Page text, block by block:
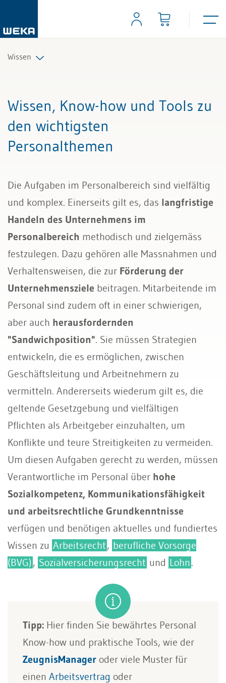
Wissen
Management
Führung & Kompetenzen
Recht
Bau & Immobilien
Wissen, Know-how und Tools zu
den wichtigsten
Personalthemen
Die Aufgaben im Personalbereich sind vielfältig
und komplex. Einerseits gilt es, das langfristige
Handeln des Unternehmens im
Personalbereich methodisch und zielgemäss
festzulegen. Dazu gehören alle Massnahmen und
Verhaltensweisen, die zur Förderung der
Unternehmensziele beitragen. Mitarbeitende im
Personal sind zudem oft in einer schwierigen,
aber auch herausfordernden
"Sandwichposition". Sie müssen Strategien
entwickeln, die es ermöglichen, zwischen
Geschäftsleitung und Arbeitnehmern zu
vermitteln. Andererseits wiederum gilt es, die
geltende Gesetzgebung und vielfältigen
Pflichten als Arbeitgeber einzuhalten, um
Konflikte und teure Streitigkeiten zu vermeiden.
Um diesen Aufgaben gerecht zu werden, müssen
Verantwortliche im Personal über hohe
Sozialkompetenz, Kommunikationsfähigkeit
und arbeitsrechtliche Grundkenntnisse
verfügen und benötigen aktuelles und fundiertes
Wissen zu Arbeitsrecht, berufliche Vorsorge
(BVG), Sozialversicherungsrecht und Lohn.
Tipp: Hier finden Sie bewährtes Personal
Know-how und praktische Tools, wie der
ZeugnisManager oder viele Muster für
einen Arbeitsvertrag oder